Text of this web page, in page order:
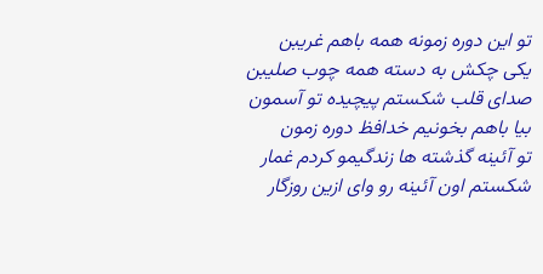
تو این دوره زمونه همه باهم غریبن
یکی چکش به دسته همه چوب صلیبن
صدای قلب شکستم پیچیده تو آسمون
بیا باهم بخونیم خدافظ دوره زمون
تو آئینه گذشته ها زندگیمو کردم غمار
شکستم اون آئینه رو وای ازین روزگار